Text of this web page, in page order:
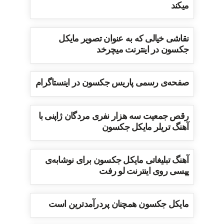
میکند
نقاشی خیالی که به عنوان تصویر مایکل
جکسون در اینترنت میچرخد
صفحه‌ی رسمی پاریس جکسون در اینستاگرام
رقص جمعیت سه هزار نفری مردگان ژاپنی با
آهنگ تریلر مایکل جکسون
آهنگ تبلیغاتی مایکل جکسون برای نوشابه‌ی
پپسی روی اینترنت لو رفت
مایکل جکسون همچنان پردرآمدترین است